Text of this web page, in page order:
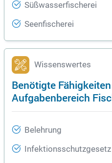
Süßwasserfischerei
Seenfischerei
Wissenswertes
Benötigte
Aufgabenbereich
Belehrung
Infektionsschutzgesetz